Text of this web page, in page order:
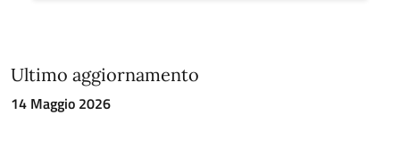
Ultimo aggiornamento
14 Maggio 2026